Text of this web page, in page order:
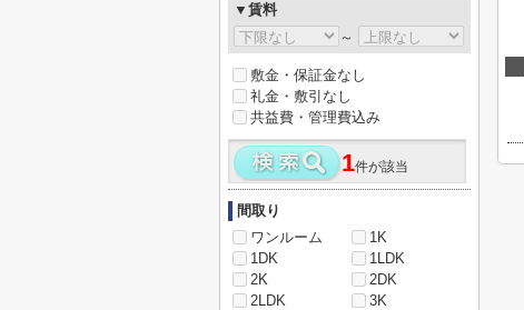
▼賃料
～
敷金・保証金なし
礼金・敷引なし
共益費・管理費込み
1件が該当
間取り
ワンルーム
1K
1DK
1LDK
2K
2DK
2LDK
3K